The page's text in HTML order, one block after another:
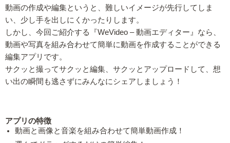
動画の作成や編集というと、難しいイメージが先行してしま
い、少し手を出しにくかったりします。
しかし、今回ご紹介する『WeVideo – 動画エディター』なら、
動画や写真を組み合わせて簡単に動画を作成することができる
編集アプリです。
サクッと撮ってサクッと編集、サクッとアップロードして、想
い出の瞬間も逃さずにみんなにシェアしましょう！
アプリの特徴
動画と画像と音楽を組み合わせて簡単動画作成！